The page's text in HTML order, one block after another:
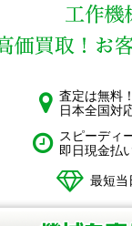
査定は無料
日本全国対
スピーディ
即日現金払
最短当